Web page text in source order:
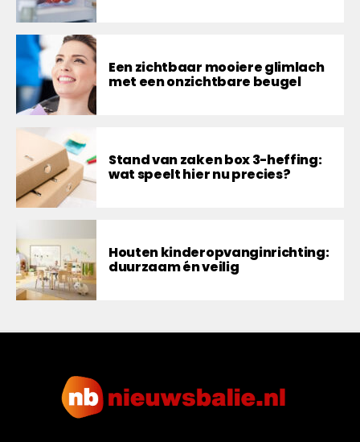
Een zichtbaar mooiere glimlach
met een onzichtbare beugel
Stand van zaken box 3-heffing:
wat speelt hier nu precies?
Houten kinderopvanginrichting:
duurzaam én veilig